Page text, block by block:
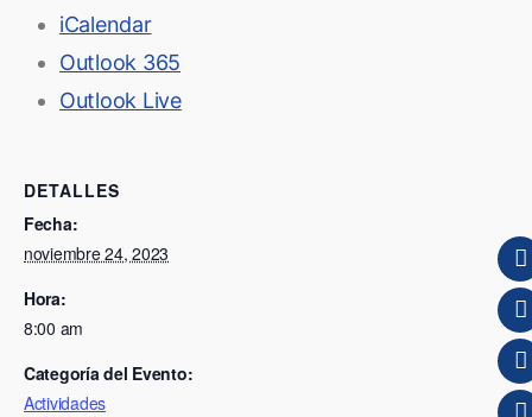
iCalendar
Outlook 365
Outlook Live
DETALLES
Fecha:
noviembre 24, 2023
Hora:
8:00 am
Categoría del Evento:
Actividades